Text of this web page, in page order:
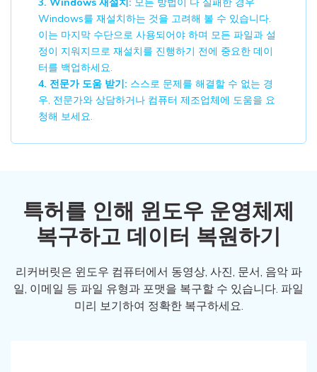
Windows를 재설치하는 것을 고려해 볼 수 있습니다.
이는 마지막 수단으로 사용되어야 하며 모든 파일과 설
정이 지워지므로 재설치를 진행하기 전에 중요한 데이
터를 백업하세요.
4. 전문가 도움 받기: 스스로 문제를 해결할 수 없는 경
우, 전문가와 상담하거나 컴퓨터 제조업체에 도움을 요
청해 보세요.
특허를 인해 윈도우 운영체제
복구하고 데이터 복원하기
리커버릿은 윈도우 컴퓨터에서 동영상, 사진, 문서, 음악 파
일, 이메일 등 파일 유형과 포맷을 복구할 수 있습니다. 파일
미리 보기하여 정확한 복구하세요.